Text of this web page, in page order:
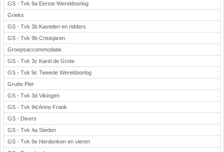
GS - Tvk 9a Eerste Wereldoorlog
Grieks
GS - Tvk 3b Kastelen en ridders
GS - Tvk 9b Crisisjaren
Groepsaccommodatie
GS - Tvk 3c Karel de Grote
GS - Tvk 9c Tweede Wereldoorlog
Grutte Pier
GS - Tvk 3d Vikingen
GS - Tvk 9d Anne Frank
GS - Divers
GS - Tvk 4a Steden
GS - Tvk 9e Herdenken en vieren